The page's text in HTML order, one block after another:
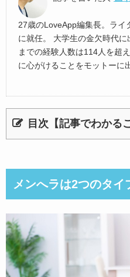
27歳のLoveApp編集長。ライ
に就任。 大学生の金欠時代
までの経験人数は114人を超
に心がけることをモットーに
目次【記事でわかる
メンへラは2つのタイ